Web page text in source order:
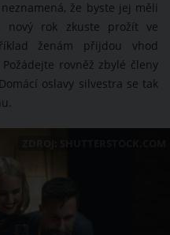
že byste jej měli
nový rok zkuste prožít ve
ženám přijdou vhod
rovněž zbylé členy
oslavy silvestra se tak